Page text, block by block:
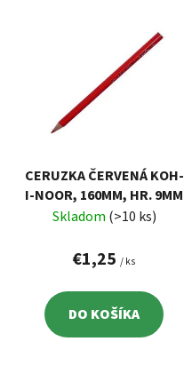
CERUZKA ČERVENÁ KOH-
I-NOOR, 160MM, HR. 9MM
Skladom (>10 ks)
€1,25 / ks
DO KOŠÍKA